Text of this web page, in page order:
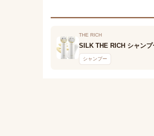
THE RICH
SILK THE RICH シャンプ
シャンプー